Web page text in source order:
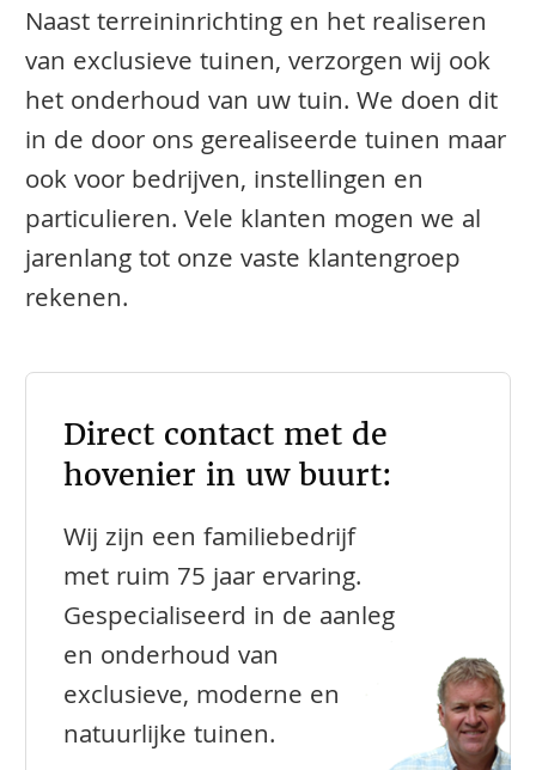
Naast terreininrichting en het realiseren
van exclusieve tuinen, verzorgen wij ook
het onderhoud van uw tuin. We doen dit
in de door ons gerealiseerde tuinen maar
ook voor bedrijven, instellingen en
particulieren. Vele klanten mogen we al
jarenlang tot onze vaste klantengroep
rekenen.
Direct contact met de
hovenier in uw buurt:
Wij zijn een familiebedrijf
met ruim 75 jaar ervaring.
Gespecialiseerd in de aanleg
en onderhoud van
exclusieve, moderne en
natuurlijke tuinen.